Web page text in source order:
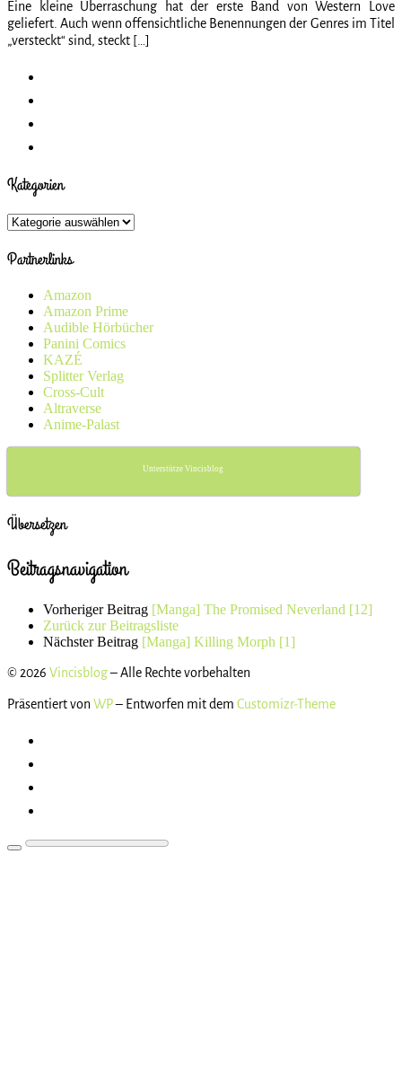
Eine kleine Überraschung hat der erste Band von Western Love
geliefert. Auch wenn offensichtliche Benennungen der Genres im Titel
„versteckt“ sind, steckt […]
Kategorien
Kategorien
Partnerlinks
Amazon
Amazon Prime
Audible Hörbücher
Panini Comics
KAZÉ
Splitter Verlag
Cross-Cult
Altraverse
Anime-Palast
Unterstütze Vincisblog
Übersetzen
Beitragsnavigation
Vorheriger Beitrag [Manga] The Promised Neverland [12]
Zurück zur Beitragsliste
Nächster Beitrag [Manga] Killing Morph [1]
© 2026 Vincisblog– Alle Rechte vorbehalten
Präsentiert von WP– Entworfen mit dem Customizr-Theme